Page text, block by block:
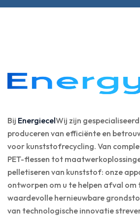
Bij EnergiecelWij zijn
produceren van efficiënte en
voor kunststofrecycling. Van
PET-flessen tot
pelletiseren van kunststof: onze
ontworpen om u te helpen afval om
waardevolle hernieuwbare
van technologische innovatie